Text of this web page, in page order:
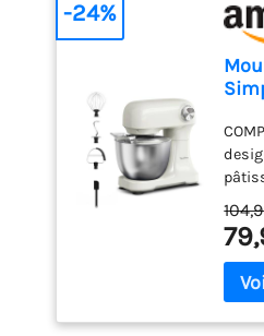
plus
de
-24%